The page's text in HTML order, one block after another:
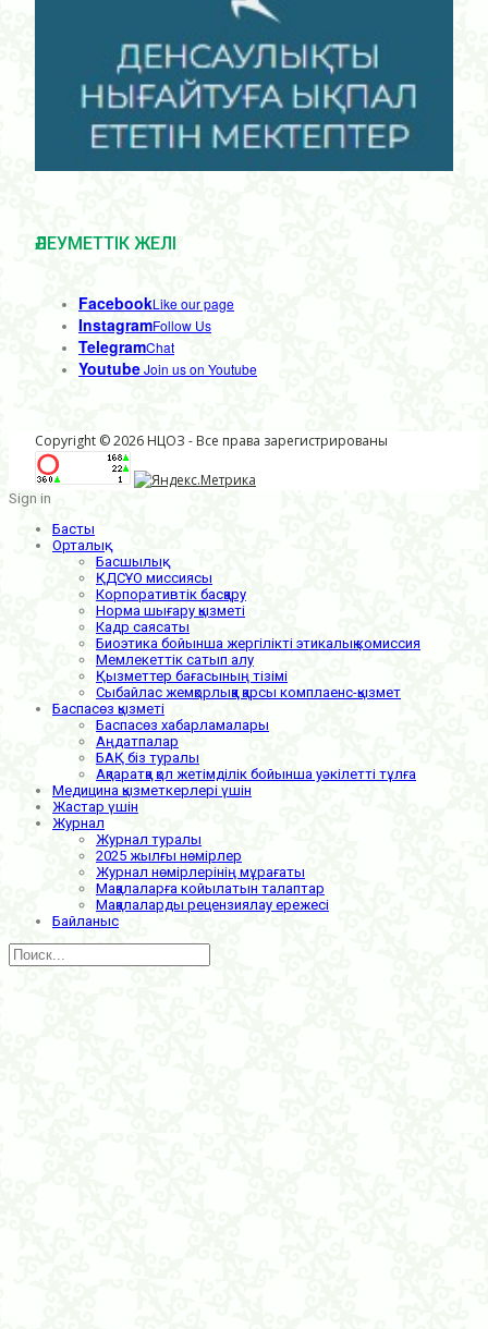
ӘЛЕУМЕТТІК ЖЕЛІ
FacebookLike our page
InstagramFollow Us
TelegramChat
YoutubeJoin us on Youtube
Copyright © 2026 НЦОЗ - Все права зарегистрированы
Sign in
Басты
Орталық
Басшылық
ҚДСҰО миссиясы
Корпоративтік басқару
Норма шығару қызметі
Кадр саясаты
Биоэтика бойынша жергілікті этикалық комиссия
Мемлекеттік сатып алу
Қызметтер бағасының тізімі
Сыбайлас жемқорлыққа қарсы комплаенс-қызмет
Баспасөз қызметі
Баспасөз хабарламалары
Аңдатпалар
БАҚ біз туралы
Ақпаратқа қол жетімділік бойынша уәкілетті тұлға
Медицина қызметкерлері үшін
Жастар үшін
Журнал
Журнал туралы
2025 жылғы нөмірлер
Журнал нөмірлерінің мұрағаты
Мақалаларға койылатын талаптар
Мақалаларды рецензиялау ережесі
Байланыс